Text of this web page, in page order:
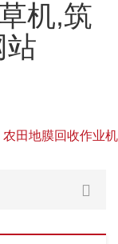
机,筑
站
农田地膜回收作业机